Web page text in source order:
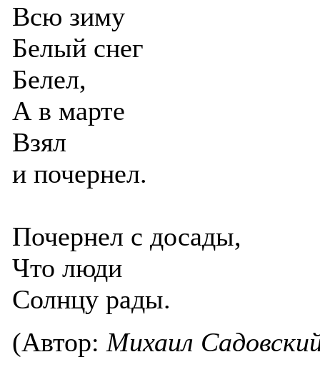
Всю зиму
Белый снег
Белел,
А в марте
Взял
и почернел.
Почернел с досады,
Что люди
Солнцу рады.
(Автор: Михаил